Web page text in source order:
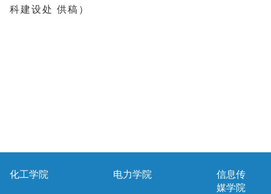
科建设处 供稿）
化工学院 电力学院
信息传
媒学院